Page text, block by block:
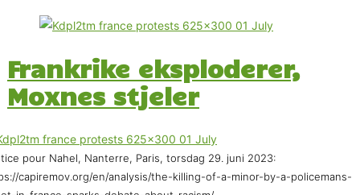
Frankrike eksploderer,
Moxnes stjeler
pour Nahel, Nanterre, Paris, torsdag 29. juni 2023:
capiremov.org/en/analysis/the-killing-of-a-minor-by-a-policemans-